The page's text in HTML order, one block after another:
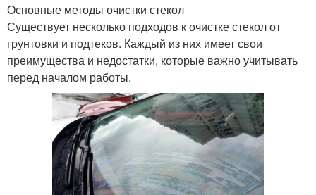
Основные методы очистки стекол
Существует несколько подходов к очистке стекол от
грунтовки и подтеков. Каждый из них имеет свои
преимущества и недостатки, которые важно учитывать
перед началом работы.